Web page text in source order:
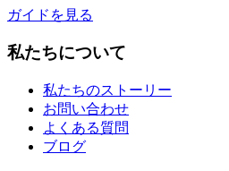
ガイドを見る
私たちについて
私たちのストーリー
お問い合わせ
よくある質問
ブログ